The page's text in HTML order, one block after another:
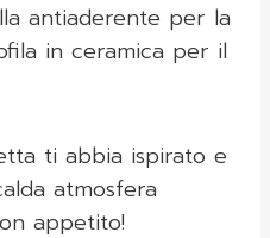
antiaderente per la
in ceramica per il
ti abbia ispirato e
atmosfera
appetito!